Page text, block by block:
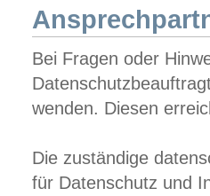
Bei Fragen oder
wenden. Diesen
Die zuständige
für Datenschutz und